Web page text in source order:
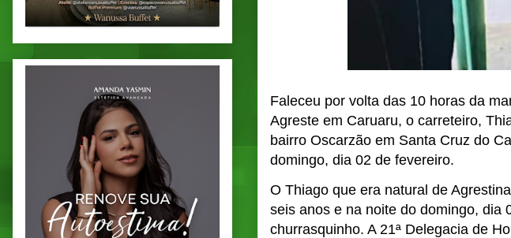
Faleceu por volta das 10 horas da
Agreste em Caruaru, o carreteiro,
bairro Oscarzão em Santa Cruz do
domingo, dia 02 de fevereiro.
O Thiago que era natural de
seis anos e na noite do domingo, dia
churrasquinho. A 21ª Delegacia de